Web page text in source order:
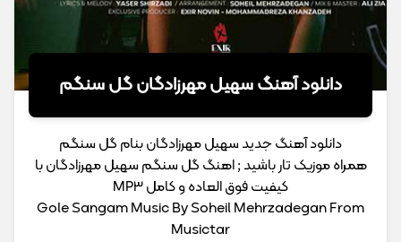
دانلود آهنگ سهیل مهرزادگان گل سنگم
دانلود آهنگ جدید سهیل مهرزادگان بنام گل سنگم
همراه موزیک تار باشید ; اهنگ گل سنگم سهیل مهرزادگان با
کیفیت فوق العاده و کامل MP3
Gole Sangam Music By Soheil Mehrzadegan From
Musictar